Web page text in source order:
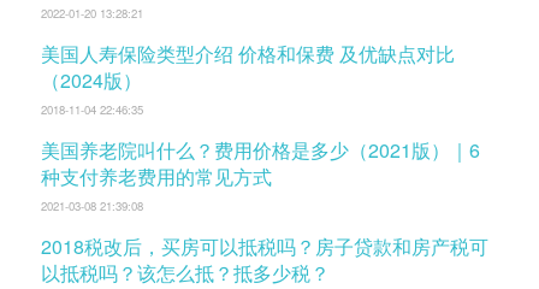
2022-01-20 13:28:21
美国人寿保险类型介绍 价格和保费 及优缺点对比
（2024版）
2018-11-04 22:46:35
美国养老院叫什么？费用价格是多少（2021版）｜6
种支付养老费用的常见方式
2021-03-08 21:39:08
2018税改后，买房可以抵税吗？房子贷款和房产税可
以抵税吗？该怎么抵？抵多少税？